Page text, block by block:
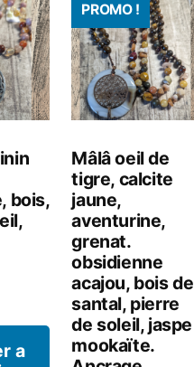
bois,
a
PROMO !
Mâlâ oeil de
tigre, calcite
jaune,
aventurine,
grenat.
obsidienne
acajou, bois de
santal, pierre
de soleil, jaspe
mookaïte.